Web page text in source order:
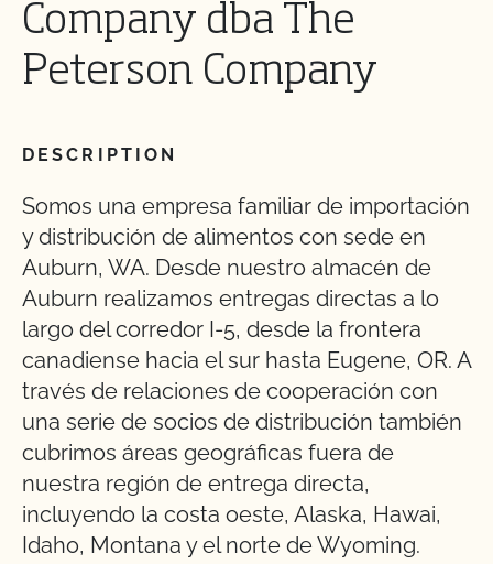
Company dba The
Peterson Company
DESCRIPTION
Somos una empresa familiar de importación
y distribución de alimentos con sede en
Auburn, WA. Desde nuestro almacén de
Auburn realizamos entregas directas a lo
largo del corredor I-5, desde la frontera
canadiense hacia el sur hasta Eugene, OR. A
través de relaciones de cooperación con
una serie de socios de distribución también
cubrimos áreas geográficas fuera de
nuestra región de entrega directa,
incluyendo la costa oeste, Alaska, Hawai,
Idaho, Montana y el norte de Wyoming.